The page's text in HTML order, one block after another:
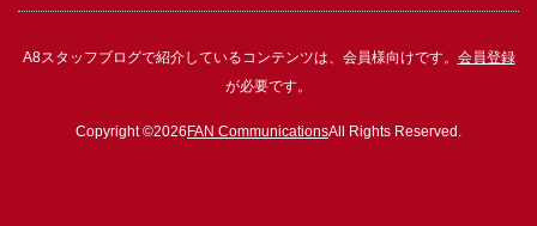
A8スタッフブログで紹介しているコンテンツは、会員様向けです。 会員登録
が必要です。
Copyright ©2026 FAN CommunicationsAll Rights Reserved.